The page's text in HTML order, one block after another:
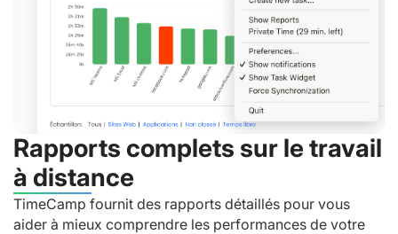
Rapports complets sur le travail
à distance
TimeCamp fournit des rapports détaillés pour vous
aider à mieux comprendre les performances de votre